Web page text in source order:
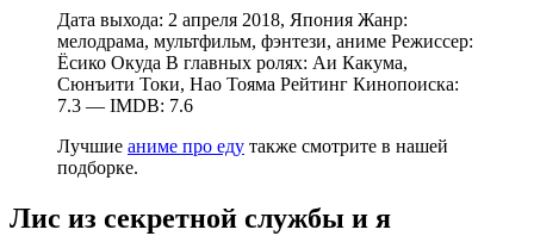
Дата выхода: 2 апреля 2018, Япония Жанр:
мелодрама, мультфильм, фэнтези, аниме Режиссер:
Ёсико Окуда В главных ролях: Аи Какума,
Сюнъити Токи, Нао Тояма Рейтинг Кинопоиска:
7.3 — IMDB: 7.6
Лучшие аниме про еду также смотрите в нашей
подборке.
Лис из секретной службы и я